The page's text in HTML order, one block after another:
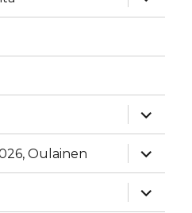
näytä
Oulainen
näytä
näytä